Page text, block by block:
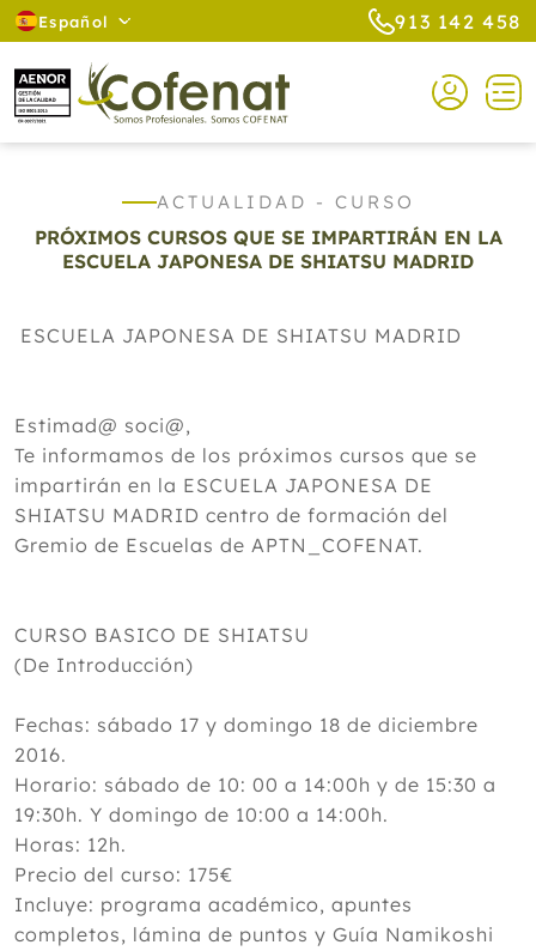
Español 913 142 458
ACTUALIDAD - CURSO
PRÓXIMOS CURSOS QUE SE IMPARTIRÁN EN LA
ESCUELA JAPONESA DE SHIATSU MADRID
ESCUELA JAPONESA DE SHIATSU MADRID
Estimad@ soci@,
Te informamos de los próximos cursos que se
impartirán en la ESCUELA JAPONESA DE
SHIATSU MADRID centro de formación del
Gremio de Escuelas de APTN_COFENAT.
CURSO BASICO DE SHIATSU
(De Introducción)
Fechas: sábado 17 y domingo 18 de diciembre
2016.
Horario: sábado de 10: 00 a 14:00h y de 15:30 a
19:30h. Y domingo de 10:00 a 14:00h.
Horas: 12h.
Precio del curso: 175€
Incluye: programa académico, apuntes
completos, lámina de puntos y Guía Namikoshi